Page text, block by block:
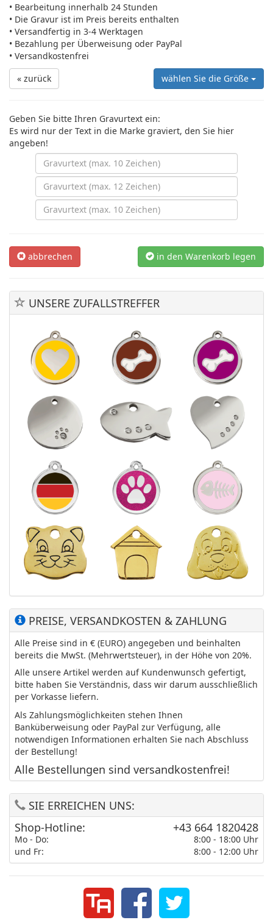
• Bearbeitung innerhalb 24 Stunden
• Die Gravur ist im Preis bereits enthalten
• Versandfertig in 3-4 Werktagen
• Bezahlung per Überweisung oder PayPal
• Versandkostenfrei
« zurück
wählen Sie die Größe
Geben Sie bitte Ihren Gravurtext ein:
Es wird nur der Text in die Marke graviert, den Sie hier
angeben!
abbrechen in den Warenkorb legen
UNSERE ZUFALLSTREFFER
PREISE, VERSANDKOSTEN & ZAHLUNG
Alle Preise sind in € (EURO) angegeben und beinhalten
bereits die MwSt. (Mehrwertsteuer), in der Höhe von 20%.
Alle unsere Artikel werden auf Kundenwunsch gefertigt,
bitte haben Sie Verständnis, dass wir darum ausschließlich
per Vorkasse liefern.
Als Zahlungsmöglichkeiten stehen Ihnen
Banküberweisung oder PayPal zur Verfügung, alle
notwendigen Informationen erhalten Sie nach Abschluss
der Bestellung!
Alle Bestellungen sind versandkostenfrei!
SIE ERREICHEN UNS:
Shop-Hotline:
Mo - Do:
und Fr:
+43 664 1820428
8:00 - 18:00 Uhr
8:00 - 12:00 Uhr